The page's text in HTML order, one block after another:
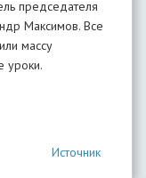
председателя
Максимов. Все
массу
уроки.
Источник